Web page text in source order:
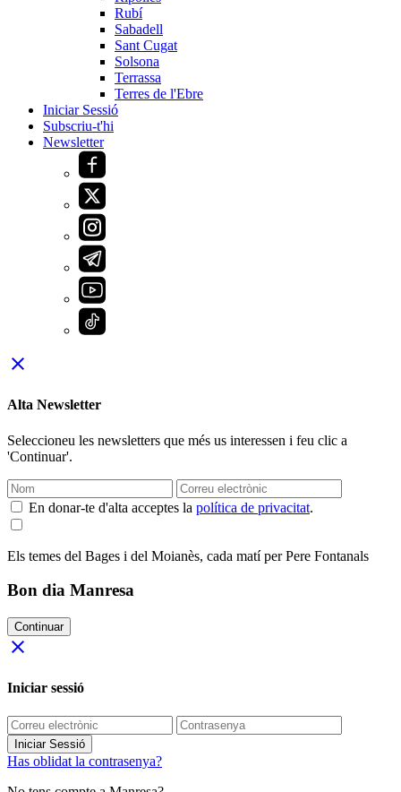
Rubí
Sabadell
Sant Cugat
Solsona
Terrassa
Terres de l'Ebre
Iniciar Sessió
Subscriu-t'hi
Newsletter
close
Alta Newsletter
Seleccioneu les newsletters que més us interessen i feu clic a
'Continuar'.
En donar-te d'alta acceptes la política de privacitat.
Els temes del Bages i del Moianès, cada matí per Pere Fontanals
Bon dia Manresa
Continuar
close
Iniciar sessió
Iniciar Sessió
Has oblidat la contrasenya?